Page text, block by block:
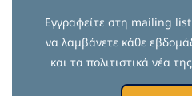
Εγγραφείτε στη mailing
να λαμβάνετε κάθε
και τα πολιτιστικά νέα